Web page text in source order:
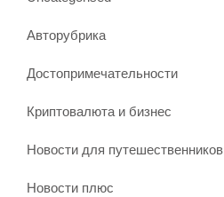
Авторубрика
Достопримечательности
Криптовалюта и бизнес
Новости для путешественников
Новости плюс